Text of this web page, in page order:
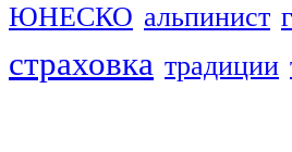
ЮНЕСКО альпинист
страховка традиции